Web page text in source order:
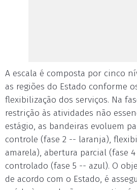
A escala é composta por cinco
as regiões do Estado conforme
flexibilização dos serviços. Na
restrição às atividades não
estágio, as bandeiras evoluem
controle (fase 2 -- laranja),
amarela), abertura parcial (fase
controlado (fase 5 -- azul). O
de acordo com o Estado, é